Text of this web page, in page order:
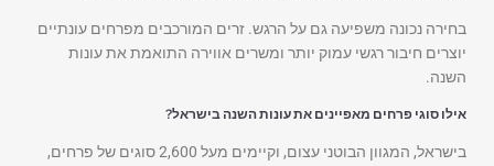
בחירה נכונה משפיעה גם על הרגש. זרים המורכבים מפרחים עונתיים
יוצרים חיבור רגשי עמוק יותר ומשרים אווירה התואמת את עונות
השנה.
אילו סוגי פרחים מאפיינים את עונות השנה בישראל?
בישראל, המגוון הבוטני עצום, וקיימים מעל 2,600 סוגים של פרחים,